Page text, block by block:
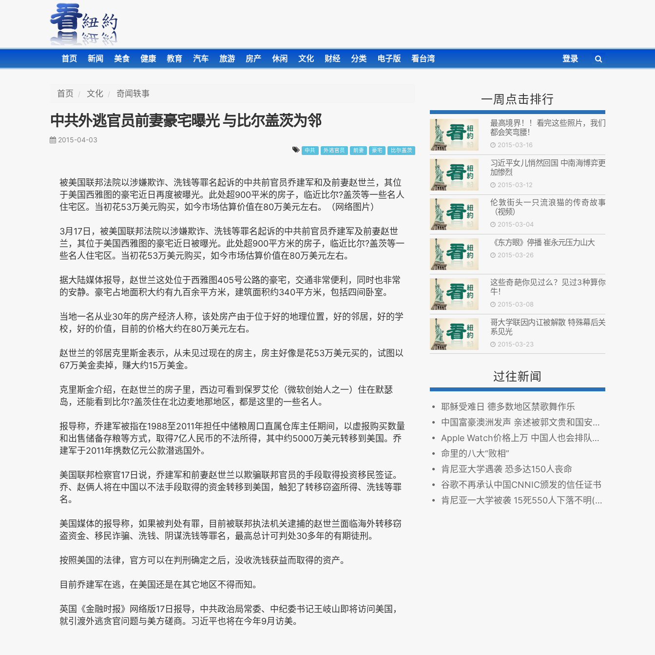
首页 新闻 美食 健康 教育 汽车 旅游 房产 休闲 文化 财经 分类 电子版 看台湾 登录
首页 文化 奇闻轶事
中共外逃官员前妻豪宅曝光 与比尔盖茨为邻
2015-04-03
中共 外逃官员 前妻 豪宅 比尔盖茨
被美国联邦法院以涉嫌欺诈、洗钱等罪名起诉的中共前官员乔建军和及前妻赵世兰，其位
于美国西雅图的豪宅近日再度被曝光。此处超900平米的房子，临近比尔?盖茨等一些名人
住宅区。当初花53万美元购买，如今市场估算价值在80万美元左右。（网络图片）
3月17日，被美国联邦法院以涉嫌欺诈、洗钱等罪名起诉的中共前官员乔建军及前妻赵世
兰，其位于美国西雅图的豪宅近日被曝光。此处超900平方米的房子，临近比尔?盖茨等一
些名人住宅区。当初花53万美元购买，如今市场估算价值在80万美元左右。
据大陆媒体报导，赵世兰这处位于西雅图405号公路的豪宅，交通非常便利，同时也非常
的安静。豪宅占地面积大约有九百余平方米，建筑面积约340平方米，包括四间卧室。
当地一名从业30年的房产经济人称，该处房产由于位于好的地理位置，好的邻居，好的学
校，好的价值，目前的价格大约在80万美元左右。
赵世兰的邻居克里斯金表示，从未见过现在的房主，房主好像是花53万美元买的，试图以
67万美金卖掉，赚大约15万美金。
克里斯金介绍，在赵世兰的房子里，西边可看到保罗艾伦（微软创始人之一）住在默瑟
岛，还能看到比尔?盖茨住在北边麦地那地区，都是这里的一些名人。
报导称，乔建军被指在1988至2011年担任中储粮周口直属仓库主任期间，以虚报购买数量
和出售储备存粮等方式，取得7亿人民币的不法所得，其中约5000万美元转移到美国。乔
建军于2011年携数亿元公款潜逃国外。
美国联邦检察官17日说，乔建军和前妻赵世兰以欺骗联邦官员的手段取得投资移民签证。
乔、赵俩人将在中国以不法手段取得的资金转移到美国，触犯了转移窃盗所得、洗钱等罪
名。
美国媒体的报导称，如果被判处有罪，目前被联邦执法机关逮捕的赵世兰面临海外转移窃
盗资金、移民诈骗、洗钱、阴谋洗钱等罪名，最高总计可判处30多年的有期徒刑。
按照美国的法律，官方可以在判刑确定之后，没收洗钱获益而取得的资产。
目前乔建军在逃，在美国还是在其它地区不得而知。
英国《金融时报》网络版17日报导，中共政治局常委、中纪委书记王岐山即将访问美国，
就引渡外逃贪官问题与美方磋商。习近平也将在今年9月访美。
一周点击排行
最高境界！！看完这些照片，我们
都会笑弯腰！
2015-03-16
习近平女儿悄然回国 中南海博弈更
加惨烈
2015-03-12
伦敦街头一只流浪猫的传奇故事
（视频）
2015-03-04
《东方眼》停播 崔永元压力山大
2015-03-26
这些奇葩你见过么？见过3种算你
牛！
2015-03-08
哥大学联因内讧被解散 特殊幕后关
系见光
2015-03-23
过往新闻
耶稣受难日 德多数地区禁歌舞作乐
中国富豪澳洲发声 亲述被郭文贵和国安马建陷害吞财产 图
Apple Watch价格上万 中国人也会排队抢购
命里的八大“败相”
肯尼亚大学遇袭 恐多达150人丧命
谷歌不再承认中国CNNIC颁发的信任证书
肯尼亚一大学被袭 15死550人下落不明(图)